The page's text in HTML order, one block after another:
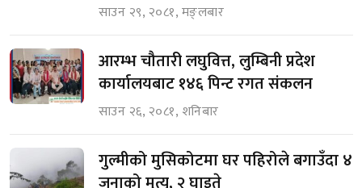
साउन २९, २०८१, मङ्लबार
आरम्भ चौतारी लघुवित्त, लुम्बिनी प्रदेश
कार्यालयबाट १४६ पिन्ट रगत संकलन
साउन २६, २०८१, शनिबार
गुल्मीको मुसिकोटमा घर पहिरोले बगाउँदा ४